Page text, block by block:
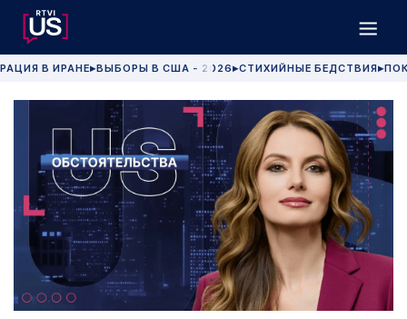
В ИРАНЕ▶ВЫБОРЫ В США - 2026 ▶СТИХИЙНЫЕ БЕДСТВИЯ▶